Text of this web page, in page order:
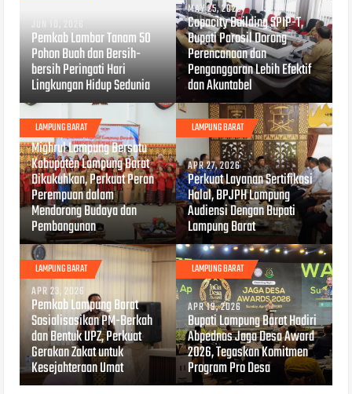
JUN 10, 2026
Pemkab Lambar Tanam 50
Pohon Buah dan Bersih-
bersih Peringati Hari
Lingkungan Hidup Sedunia
MAY 25, 2026
Capacity Building SPIP-T,
Bupati Parosil Dorong
Perencanaan dan
Penganggaran Lebih Efektif
dan Akuntabel
LAMPUNG BARAT
MAY 05, 2026
Mighrul Lampung Bersatu
Kabupaten Lampung Barat
Dikukuhkan, Perkuat Peran
Perempuan dalam
Mendorong Budaya dan
Pembangunan
LAMPUNG BARAT
APR 27, 2026
Perkuat Layanan Sertifikasi
Halal, BPJPH Lampung
Audiensi Dengan Bupati
Lampung Barat
LAMPUNG BARAT
APR 23, 2026
Pemkab Lampung Barat
Sosialisasikan PM-Berkah
dan Bentuk UPZ, Perkuat
Gerakan Zakat untuk
Kesejahteraan Umat
LAMPUNG BARAT
APR 19, 2026
Bupati Lampung Barat Hadiri
Abpednas Jaga Desa Award
2026, Tegaskan Komitmen
Program Pro Desa